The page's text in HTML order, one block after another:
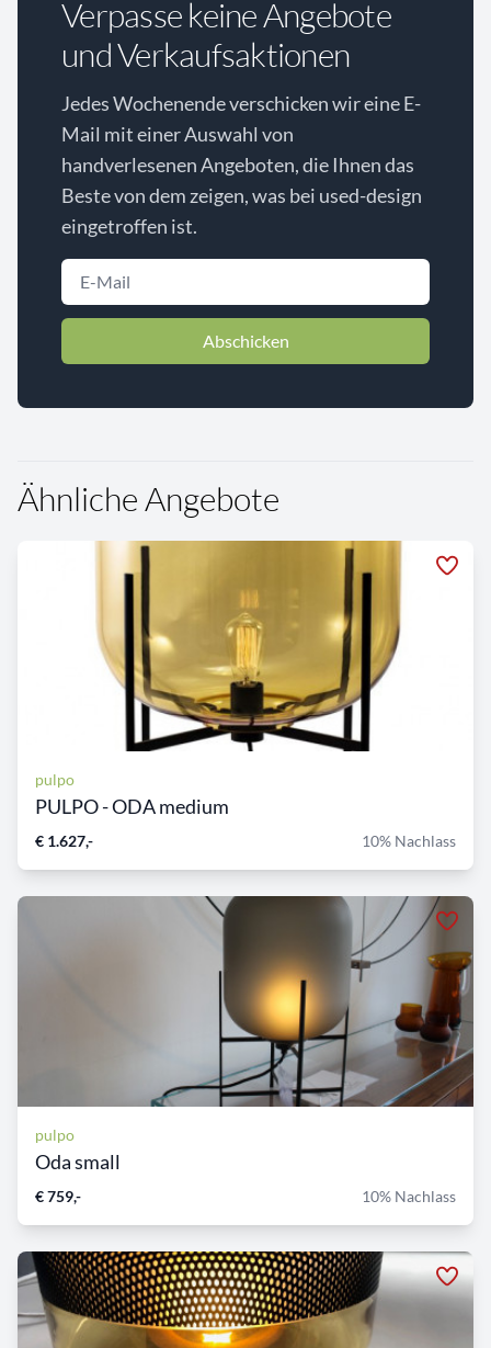
Verpasse keine Angebote
und Verkaufsaktionen
Jedes Wochenende verschicken wir eine E-
Mail mit einer Auswahl von
handverlesenen Angeboten, die Ihnen das
Beste von dem zeigen, was bei used-design
eingetroffen ist.
Abschicken
Ähnliche Angebote
pulpo
PULPO - ODA medium
€ 1.627,- 10% Nachlass
pulpo
Oda small
€ 759,- 10% Nachlass